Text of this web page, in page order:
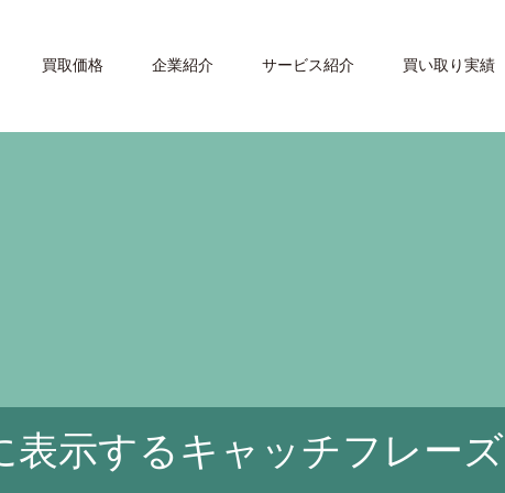
買取価格 企業紹介 サービス紹介 買い取り実績
表示するキャッチフレーズ